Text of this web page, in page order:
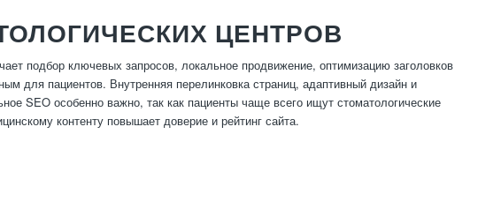
ЦЕНТРОВ
подбор ключевых запросов, локальное продвижение, оптимизацию заголовков
для пациентов. Внутренняя перелинковка страниц, адаптивный дизайн и
SEO особенно важно, так как пациенты чаще всего ищут стоматологические
контенту повышает доверие и рейтинг сайта.